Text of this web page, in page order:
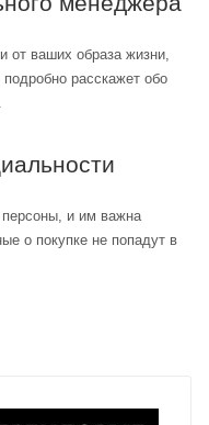
от ваших образа жизни,
расскажет обо
и им важна
о покупке не попадут в